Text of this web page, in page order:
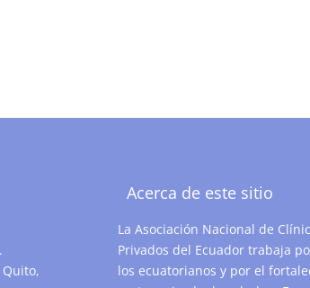
Quito,
Acerca de este sitio
La Asociación Nacional de
Privados del Ecuador trabaja
los ecuatorianos y por el